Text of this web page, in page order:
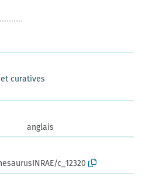
curatives
anglais
c_12320